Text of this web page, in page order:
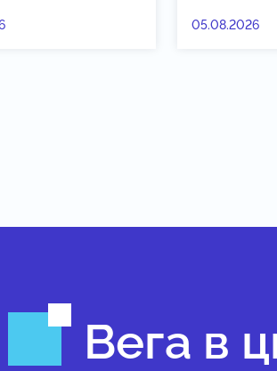
05.08.2026
Вега в